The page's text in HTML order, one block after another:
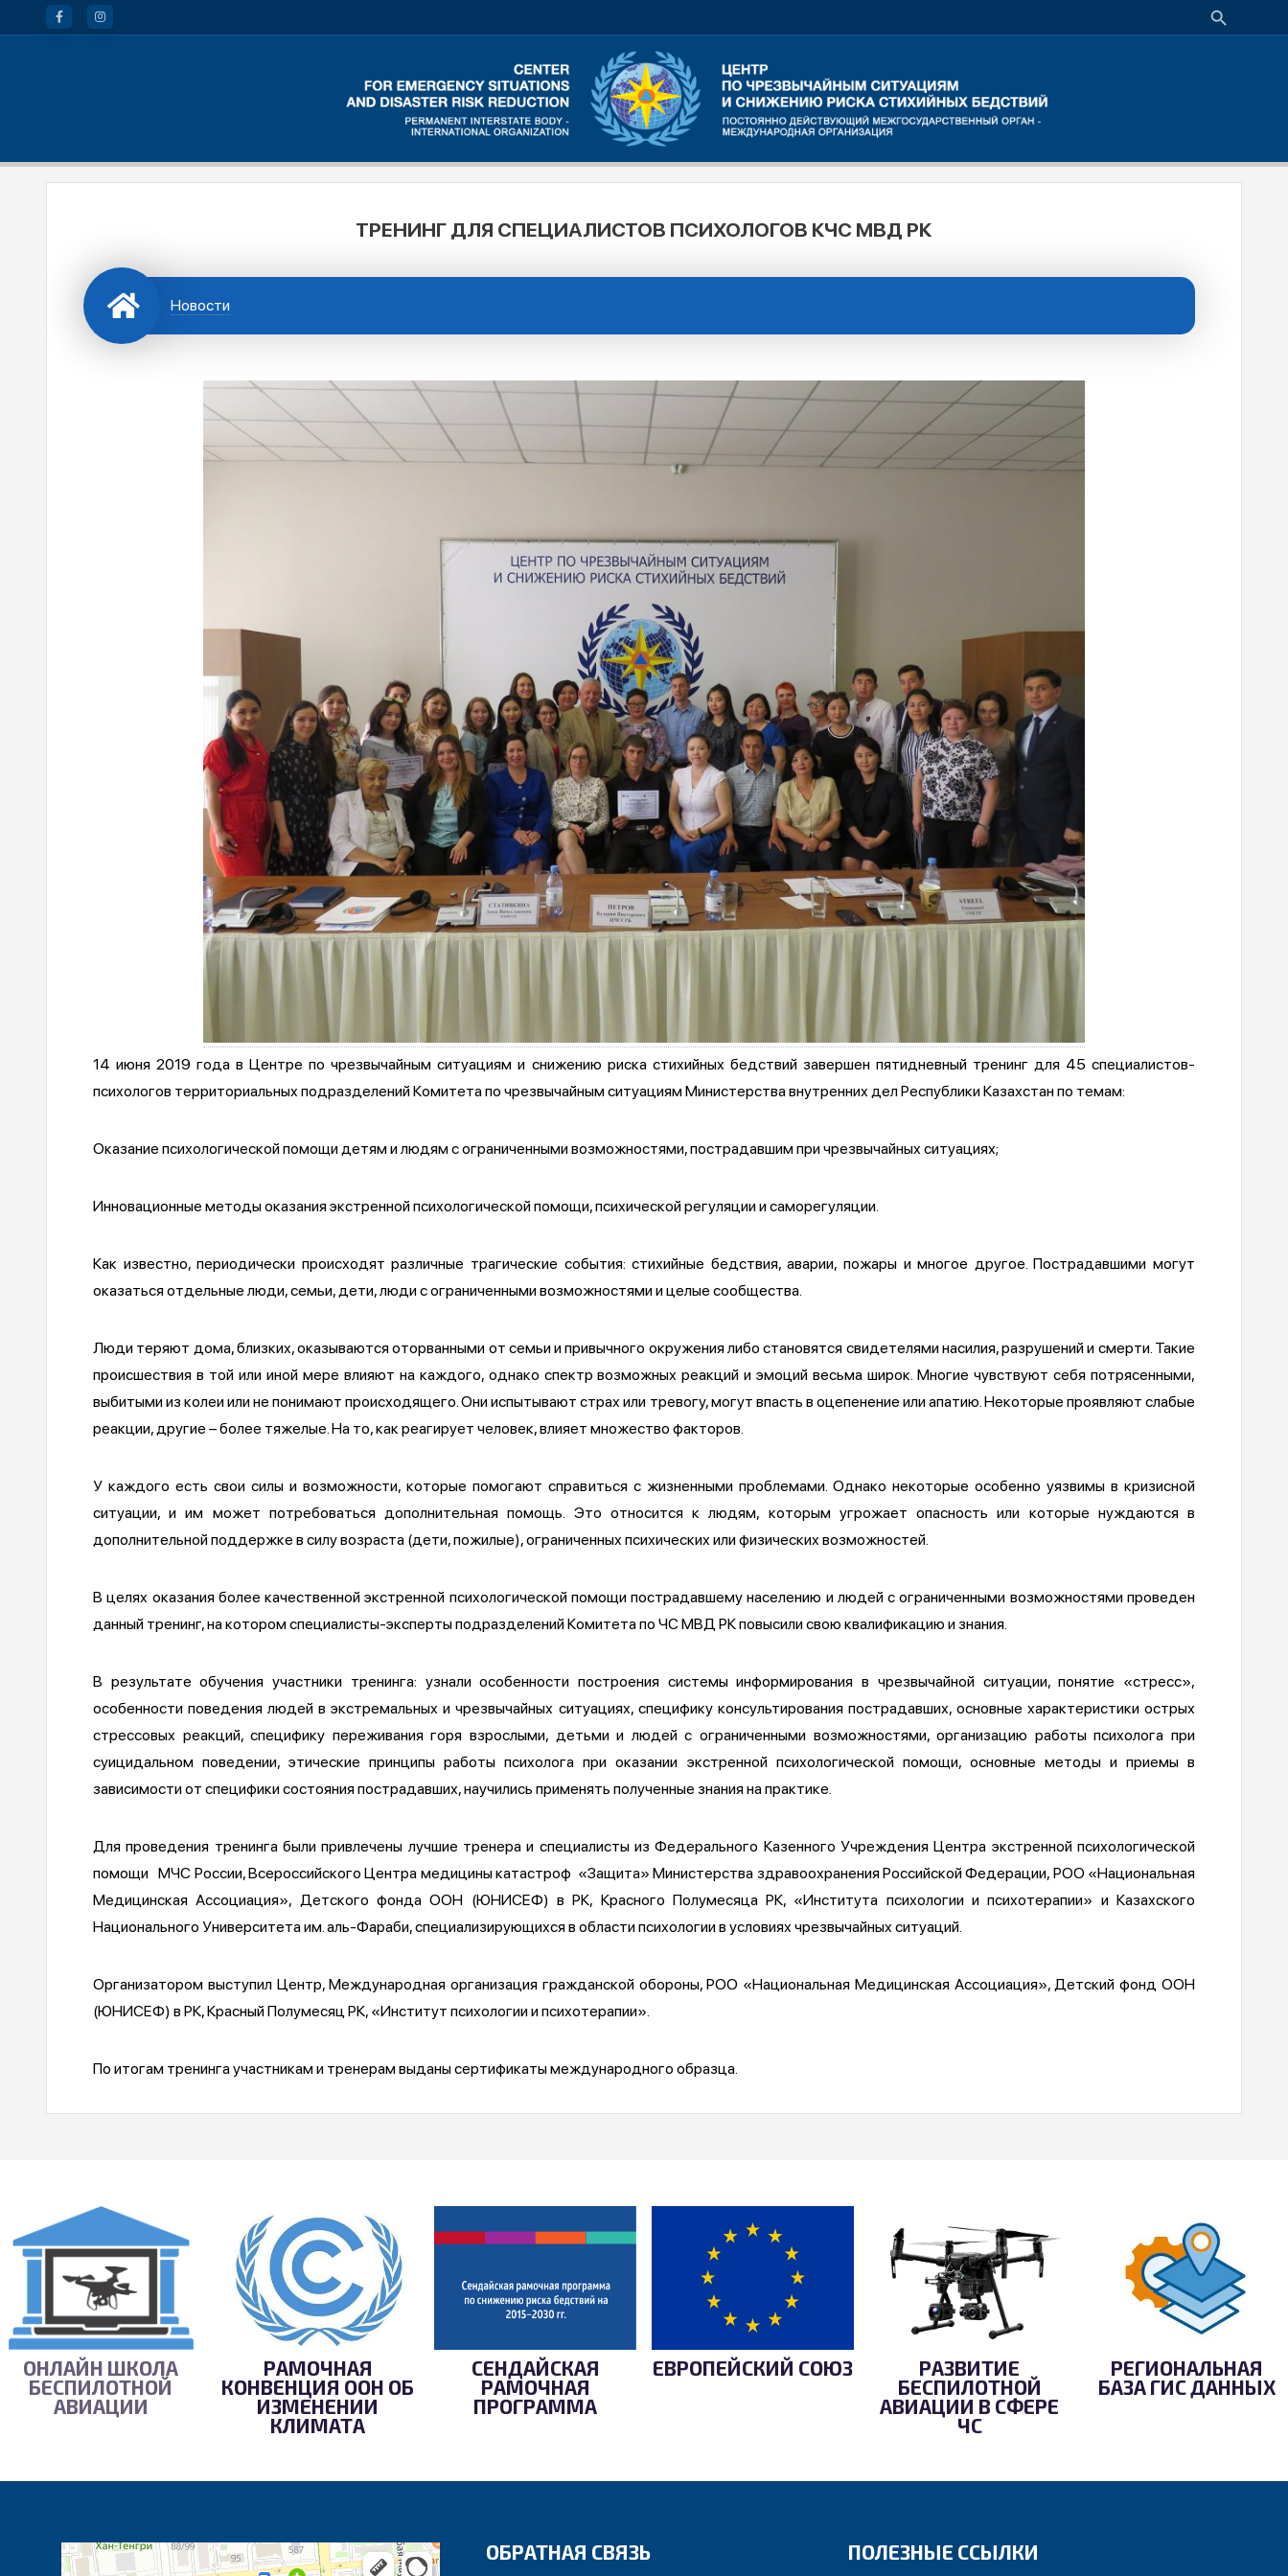
ТРЕНИНГ ДЛЯ СПЕЦИАЛИСТОВ ПСИХОЛОГОВ КЧС МВД РК
Новости
14 июня 2019 года в Центре по чрезвычайным ситуациям и снижению риска стихийных бедствий завершен пятидневный тренинг для 45 специалистов-
психологов территориальных подразделений Комитета по чрезвычайным ситуациям Министерства внутренних дел Республики Казахстан по темам:
Оказание психологической помощи детям и людям с ограниченными возможностями, пострадавшим при чрезвычайных ситуациях;
Инновационные методы оказания экстренной психологической помощи, психической регуляции и саморегуляции.
Как известно, периодически происходят различные трагические события: стихийные бедствия, аварии, пожары и многое другое. Пострадавшими могут
оказаться отдельные люди, семьи, дети, люди с ограниченными возможностями и целые сообщества.
Люди теряют дома, близких, оказываются оторванными от семьи и привычного окружения либо становятся свидетелями насилия, разрушений и смерти. Такие
происшествия в той или иной мере влияют на каждого, однако спектр возможных реакций и эмоций весьма широк. Многие чувствуют себя потрясенными,
выбитыми из колеи или не понимают происходящего. Они испытывают страх или тревогу, могут впасть в оцепенение или апатию. Некоторые проявляют слабые
реакции, другие – более тяжелые. На то, как реагирует человек, влияет множество факторов.
У каждого есть свои силы и возможности, которые помогают справиться с жизненными проблемами. Однако некоторые особенно уязвимы в кризисной
ситуации, и им может потребоваться дополнительная помощь. Это относится к людям, которым угрожает опасность или которые нуждаются в
дополнительной поддержке в силу возраста (дети, пожилые), ограниченных психических или физических возможностей.
В целях оказания более качественной экстренной психологической помощи пострадавшему населению и людей с ограниченными возможностями проведен
данный тренинг, на котором специалисты-эксперты подразделений Комитета по ЧС МВД РК повысили свою квалификацию и знания.
В результате обучения участники тренинга: узнали особенности построения системы информирования в чрезвычайной ситуации, понятие «стресс»,
особенности поведения людей в экстремальных и чрезвычайных ситуациях, специфику консультирования пострадавших, основные характеристики острых
стрессовых реакций, специфику переживания горя взрослыми, детьми и людей с ограниченными возможностями, организацию работы психолога при
суицидальном поведении, этические принципы работы психолога при оказании экстренной психологической помощи, основные методы и приемы в
зависимости от специфики состояния пострадавших, научились применять полученные знания на практике.
Для проведения тренинга были привлечены лучшие тренера и специалисты из Федерального Казенного Учреждения Центра экстренной психологической
помощи МЧС России, Всероссийского Центра медицины катастроф «Защита» Министерства здравоохранения Российской Федерации, РОО «Национальная
Медицинская Ассоциация», Детского фонда ООН (ЮНИСЕФ) в РК, Красного Полумесяца РК, «Института психологии и психотерапии» и Казахского
Национального Университета им. аль-Фараби, специализирующихся в области психологии в условиях чрезвычайных ситуаций.
Организатором выступил Центр, Международная организация гражданской обороны, РОО «Национальная Медицинская Ассоциация», Детский фонд ООН
(ЮНИСЕФ) в РК, Красный Полумесяц РК, «Институт психологии и психотерапии».
По итогам тренинга участникам и тренерам выданы сертификаты международного образца.
ОНЛАЙН ШКОЛА
БЕСПИЛОТНОЙ
АВИАЦИИ
РАМОЧНАЯ
КОНВЕНЦИЯ ООН ОБ
ИЗМЕНЕНИИ
КЛИМАТА
СЕНДАЙСКАЯ
РАМОЧНАЯ
ПРОГРАММА
ЕВРОПЕЙСКИЙ СОЮЗ
РАЗВИТИЕ
БЕСПИЛОТНОЙ
АВИАЦИИ В СФЕРЕ
ЧС
РЕГИОНАЛЬНАЯ
БАЗА ГИС ДАННЫХ
ОБРАТНАЯ СВЯЗЬ ПОЛЕЗНЫЕ ССЫЛКИ